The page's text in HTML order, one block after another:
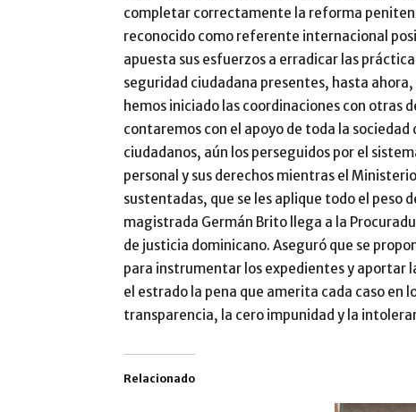
completar correctamente la reforma
reconocido como referente internacional
apuesta sus esfuerzos a erradicar las
seguridad ciudadana presentes, hasta
hemos iniciado las coordinaciones con otras
contaremos con el apoyo de toda la
ciudadanos, aún los perseguidos por el
personal y sus derechos mientras el
sustentadas, que se les aplique todo el peso
magistrada Germán Brito llega a la
de justicia dominicano. Aseguró que se
para instrumentar los expedientes y aportar
el estrado la pena que amerita cada caso en
transparencia, la cero impunidad y la
Relacionado